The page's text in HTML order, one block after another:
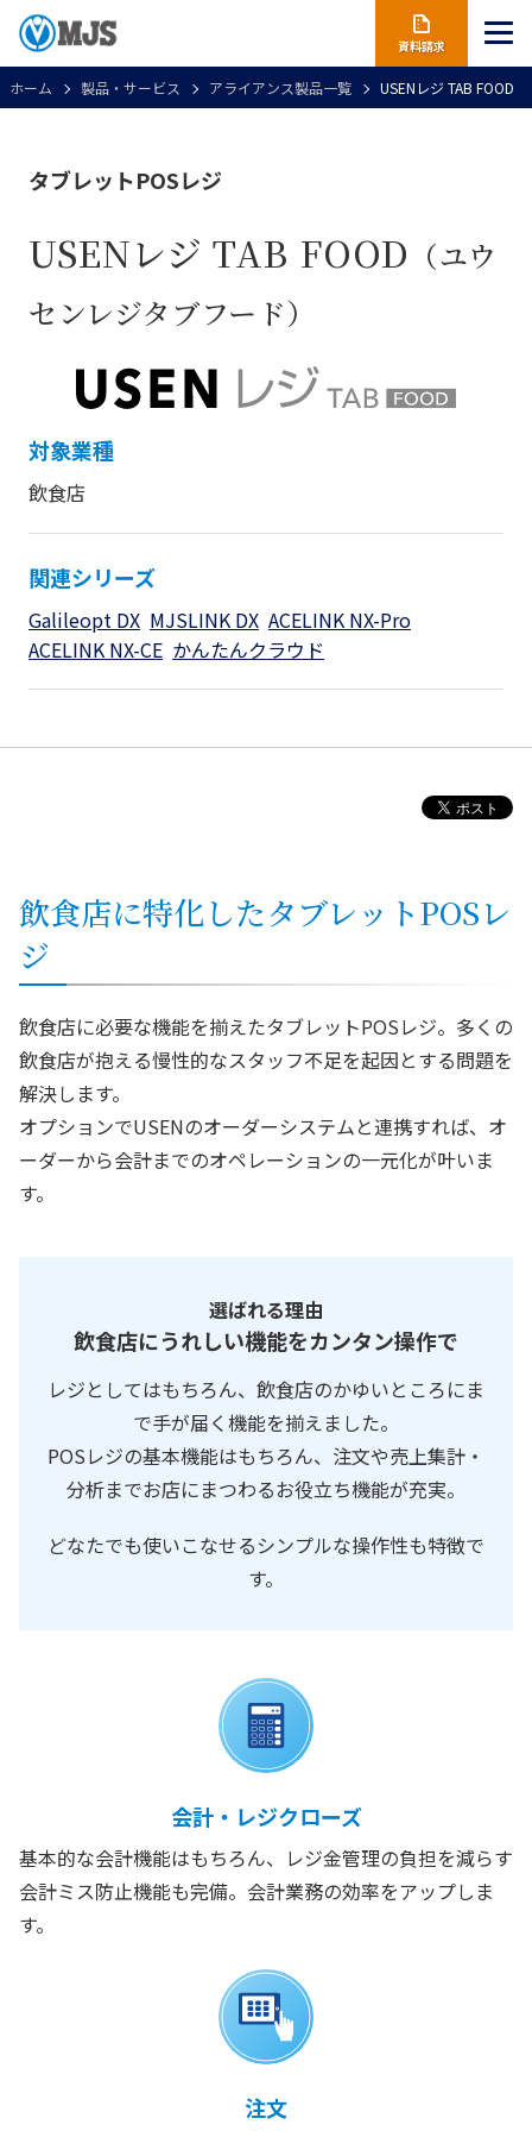
資料請求
ホーム 製品・サービス アライアンス製品一覧 USENレジ TAB FOOD
タブレットPOSレジ
USENレジ TAB FOOD （ユウ
センレジタブフード）
対象業種
飲食店
関連シリーズ
Galileopt DX MJSLINK DX ACELINK NX-Pro
ACELINK NX-CE かんたんクラウド
飲食店に特化したタブレットPOSレ
ジ
飲食店に必要な機能を揃えたタブレットPOSレジ。多くの
飲食店が抱える慢性的なスタッフ不足を起因とする問題を
解決します。
オプションでUSENのオーダーシステムと連携すれば、オ
ーダーから会計までのオペレーションの一元化が叶いま
す。
選ばれる理由
飲食店にうれしい機能をカンタン操作で
レジとしてはもちろん、飲食店のかゆいところにま
で手が届く機能を揃えました。
POSレジの基本機能はもちろん、注文や売上集計・
分析までお店にまつわるお役立ち機能が充実。
どなたでも使いこなせるシンプルな操作性も特徴で
す。
会計・レジクローズ
基本的な会計機能はもちろん、レジ金管理の負担を減らす
会計ミス防止機能も完備。会計業務の効率をアップしま
す。
注文